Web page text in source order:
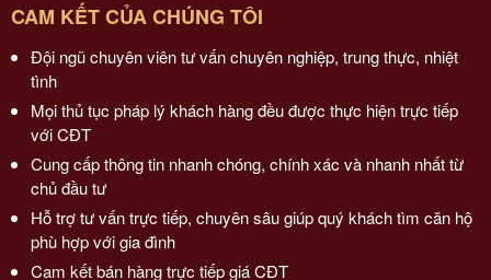
CAM KẾT CỦA CHÚNG TÔI
Đội ngũ chuyên viên tư vấn chuyên nghiệp, trung thực, nhiệt
tình
Mọi thủ tục pháp lý khách hàng đều được thực hiện trực tiếp
với CĐT
Cung cấp thông tin nhanh chóng, chính xác và nhanh nhất từ
chủ đầu tư
Hỗ trợ tư vấn trực tiếp, chuyên sâu giúp quý khách tìm căn hộ
phù hợp với gia đình
Cam kết bán hàng trực tiếp giá CĐT